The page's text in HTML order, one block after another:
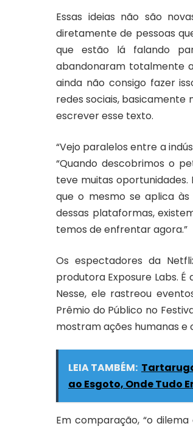
Essas ideias não são
diretamente de pessoas
que estão lá falando
abandonaram totalmente
ainda não consigo fazer
redes sociais, basicamente
escrever esse texto.
“Vejo paralelos entre a
“Quando descobrimos o
teve muitas
que o mesmo se aplica às
dessas plataformas,
temos de enfrentar agora.”
Os espectadores da
produtora Exposure Labs. É
Nesse, ele rastreou
Prêmio do Público no
mostram ações humanas e
LEIA TAMBÉM:
ao Esgoto, Onde Tudo
Em comparação, “o